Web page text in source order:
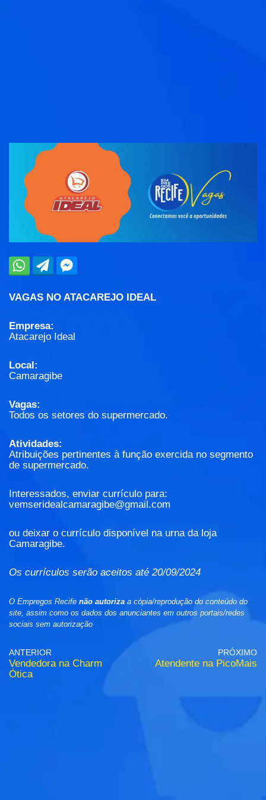
VAGAS NO ATACAREJO IDEAL
Empresa:
Atacarejo Ideal
Local:
Camaragibe
Vagas:
Todos os setores do supermercado.
Atividades:
Atribuições pertinentes à função exercida no segmento
de supermercado.
Interessados, enviar currículo para:
vemseridealcamaragibe@gmail.com
ou deixar o currículo disponível na urna da loja
Camaragibe.
Os currículos serão aceitos até 20/09/2024
O Empregos Recife não autoriza a cópia/reprodução do conteúdo do
site, assim como os dados dos anunciantes em outros portais/redes
sociais sem autorização
ANTERIOR
Vendedora na Charm
Ótica
PRÓXIMO
Atendente na PicoMais